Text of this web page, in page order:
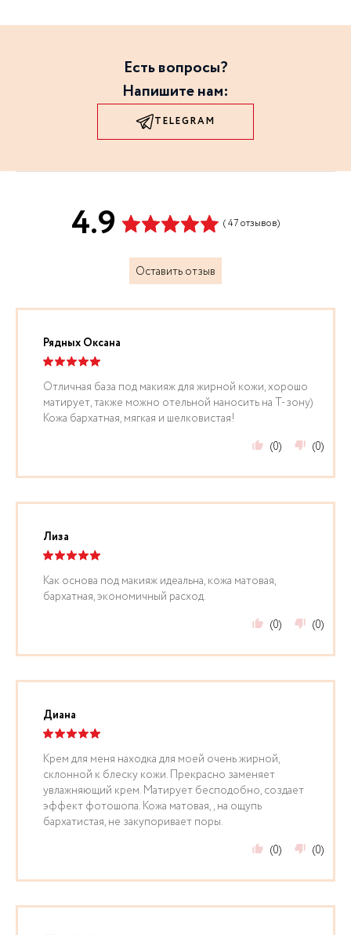
Есть вопросы?
Напишите нам:
TELEGRAM
4.9 ( 47 отзывов)
Оставить отзыв
Рядных Оксана
Отличная база под макияж для жирной кожи, хорошо
матирует, также можно отельной наносить на Т-зону)
Кожа бархатная, мягкая и шелковистая!
(0)
(0)
Лиза
Как основа под макияж идеальна, кожа матовая,
бархатная, экономичный расход.
(0)
(0)
Диана
Крем для меня находка для моей очень жирной,
склонной к блеску кожи. Прекрасно заменяет
увлажняющий крем. Матирует бесподобно, создает
эффект фотошопа. Кожа матовая,, на ощупь
бархатистая, не закупоривает поры.
(0)
(0)